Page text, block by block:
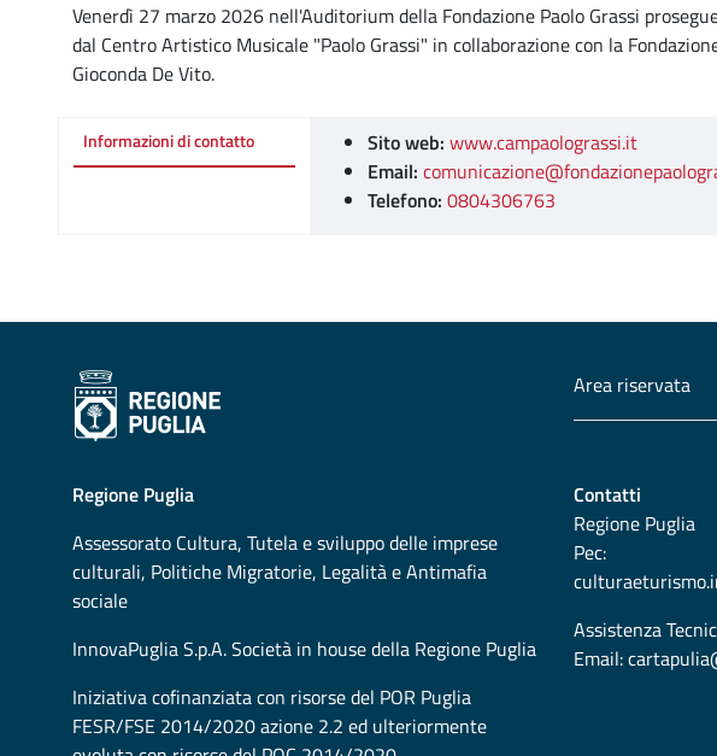
Venerdì 27 marzo 2026 nell'Auditorium della Fondazione Paolo Grassi
dal Centro Artistico Musicale "Paolo Grassi" in collaborazione con la
Gioconda De Vito.
Informazioni di contatto Sito web: www.campaolograssi.it
Email:
Telefono: 0804306763
Area riservata
Regione Puglia
Assessorato Cultura, Tutela e sviluppo delle imprese
culturali, Politiche Migratorie, Legalità e Antimafia
sociale
InnovaPuglia S.p.A. Società in house della Regione Puglia
Iniziativa cofinanziata con risorse del POR Puglia
FESR/FSE 2014/2020 azione 2.2 ed ulteriormente
Contatti
Regione Puglia
Pec:
Assistenza
Email: